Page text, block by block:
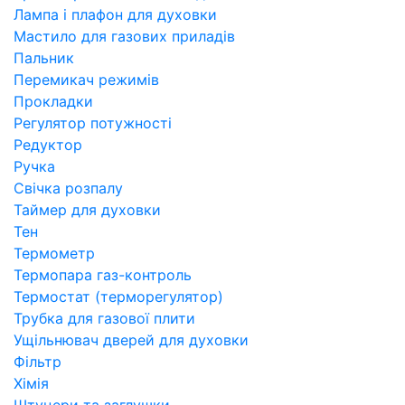
Лампа і плафон для духовки
Мастило для газових приладів
Пальник
Перемикач режимів
Прокладки
Регулятор потужності
Редуктор
Ручка
Свічка розпалу
Таймер для духовки
Тен
Термометр
Термопара газ-контроль
Термостат (терморегулятор)
Трубка для газової плити
Ущільнювач дверей для духовки
Фільтр
Хімія